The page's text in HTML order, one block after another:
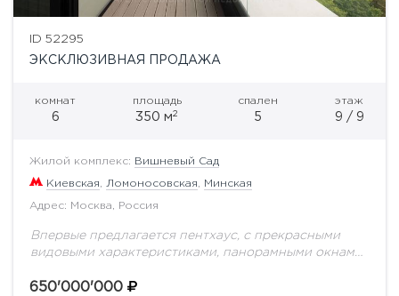
ID 52295
ЭКСКЛЮЗИВНАЯ ПРОДАЖА
комнат
6
площадь
350 м2
спален
5
этаж
9 / 9
Жилой комплекс: Вишневый Сад
Киевская Ломоносовская Минская
Адрес: Москва, Россия
Впервые предлагается пентхаус, с прекрасными
видовыми характеристиками, панорамными окнами
дорогостоящий ремонт, с идеально продуманной
650'000'000